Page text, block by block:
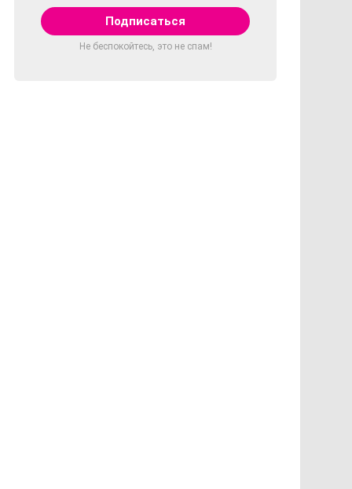
Не беспокойтесь, это не спам!